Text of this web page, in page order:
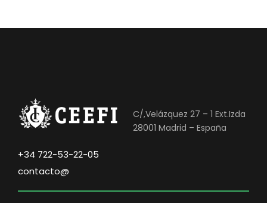
6
€
.
0
C/,Velázquez 27 – 1 Ext.Izda
28001 Madrid – España
+34 722-53-22-05
contacto@